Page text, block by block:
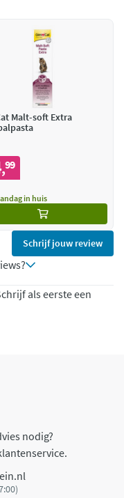
Malt-soft Extra
,99
in huis
Schrijf jouw review
als eerste een
nodig?